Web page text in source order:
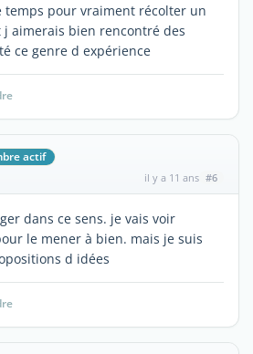
temps pour vraiment récolter un
aimerais bien rencontré des
ce genre d expérience
actif
il y a 11 ans #6
dans ce sens. je vais voir
le mener à bien. mais je suis
d idées